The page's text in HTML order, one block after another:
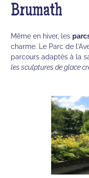
Brumath
Même en hiver, les
charme. Le Parc de
parcours adaptés à la
les sculptures de glace